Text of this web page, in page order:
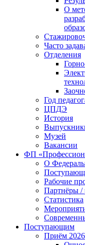
О
Часто
Отделения
Год
ЦПДЭ
История
Музей
Вакансии
ФП
О
Рабочие
Партнёры /
Статистика
Поступающим
Приём 2026